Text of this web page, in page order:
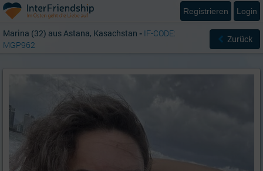
Marina (32) aus Astana, Kasachstan - IF-CODE:
MGP962
Zurück
Registrieren Login